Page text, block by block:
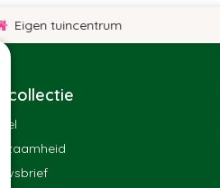
tuincentrum